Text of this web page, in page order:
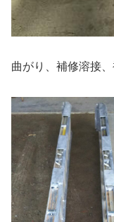
曲がり、補修溶接